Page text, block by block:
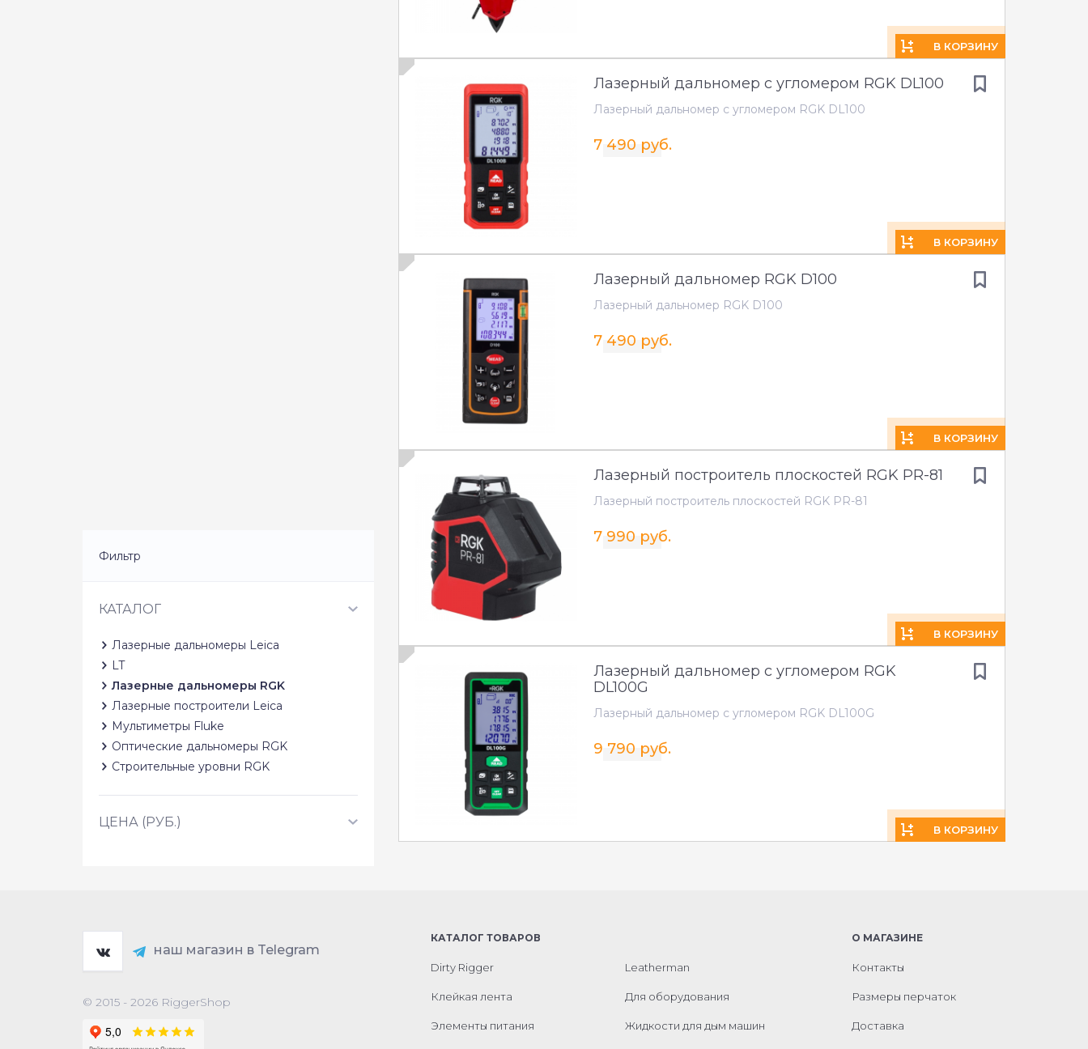
Фильтр
КАТАЛОГ
Лазерные дальномеры Leica
LT
Лазерные дальномеры RGK
Лазерные построители Leica
Мультиметры Fluke
Оптические дальномеры RGK
Строительные уровни RGK
ЦЕНА (РУБ.)
В КОРЗИНУ
Лазерный дальномер с угломером RGK DL100
Лазерный дальномер с угломером RGK DL100
7 490 руб.
В КОРЗИНУ
Лазерный дальномер RGK D100
Лазерный дальномер RGK D100
7 490 руб.
В КОРЗИНУ
Лазерный построитель плоскостей RGK PR-81
Лазерный построитель плоскостей RGK PR-81
7 990 руб.
В КОРЗИНУ
Лазерный дальномер с угломером RGK
DL100G
Лазерный дальномер с угломером RGK DL100G
9 790 руб.
В КОРЗИНУ
наш магазин в Telegram
© 2015 - 2026 RiggerShop
КАТАЛОГ ТОВАРОВ
Dirty Rigger
Клейкая лента
Элементы питания
Leatherman
Для оборудования
Жидкости для дым машин
О МАГАЗИНЕ
Контакты
Размеры перчаток
Доставка